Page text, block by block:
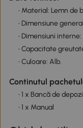
• Material: Lemn de
• Dimensiune
• Dimensiuni interne:
• Capacitate
• Culoare: Alb.
Continutul
• 1 x Bancă de
• 1 x Manual